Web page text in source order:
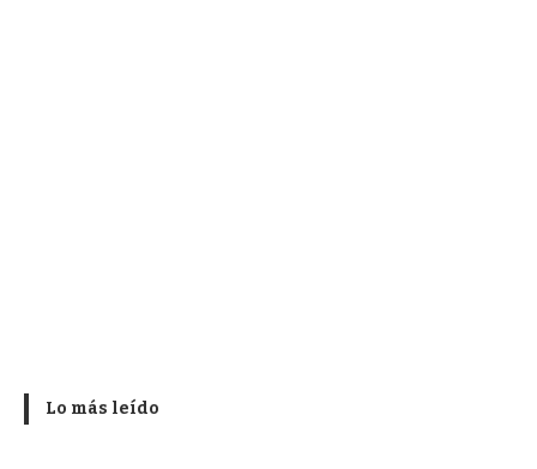
Lo más leído